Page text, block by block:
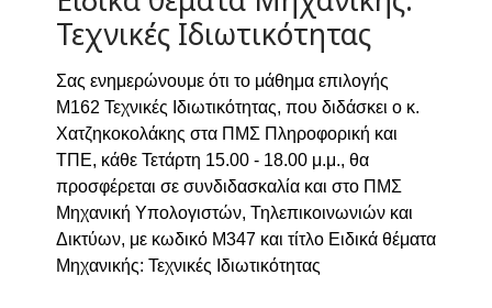
Τεχνικές Ιδιωτικότητας
Σας ενημερώνουμε ότι το μάθημα επιλογής
Μ162 Τεχνικές Ιδιωτικότητας, που διδάσκει ο κ.
Χατζηκοκολάκης στα ΠΜΣ Πληροφορική και
ΤΠΕ, κάθε Τετάρτη 15.00 - 18.00 μ.μ., θα
προσφέρεται σε συνδιδασκαλία και στο ΠΜΣ
Μηχανική Υπολογιστών, Τηλεπικοινωνιών και
Δικτύων, με κωδικό Μ347 και τίτλο Ειδικά θέματα
Μηχανικής: Τεχνικές Ιδιωτικότητας